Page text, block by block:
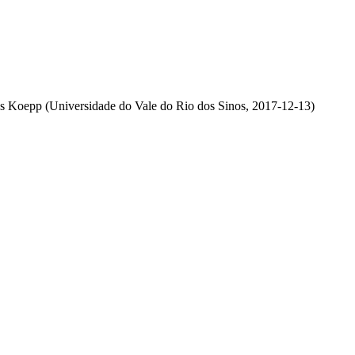
Koepp (Universidade do Vale do Rio dos Sinos, 2017-12-13)